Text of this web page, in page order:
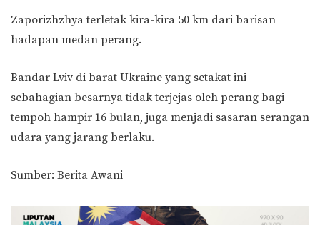
Zaporizhzhya terletak kira-kira 50 km dari barisan
hadapan medan perang.
Bandar Lviv di barat Ukraine yang setakat ini
sebahagian besarnya tidak terjejas oleh perang bagi
tempoh hampir 16 bulan, juga menjadi sasaran serangan
udara yang jarang berlaku.
Sumber: Berita Awani